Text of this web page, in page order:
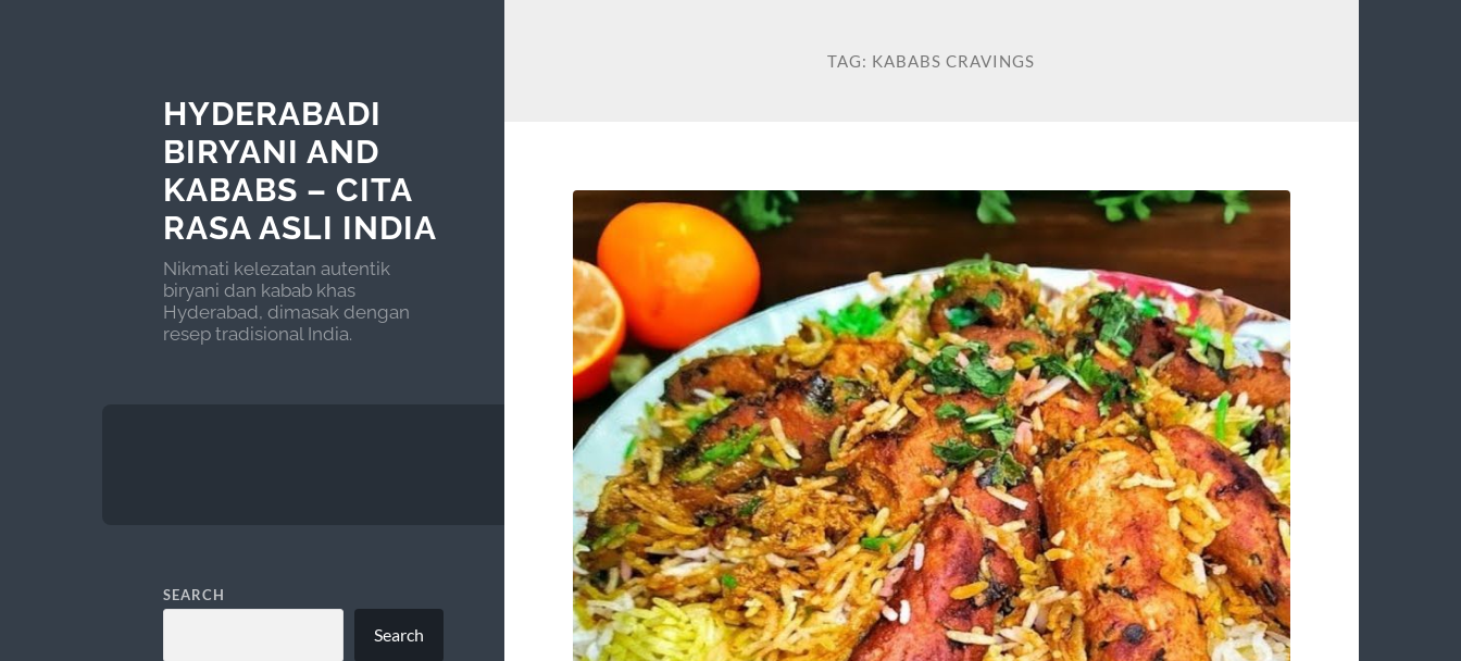
HYDERABADI
BIRYANI AND
KABABS – CITA
RASA ASLI INDIA
Nikmati kelezatan autentik
biryani dan kabab khas
Hyderabad, dimasak dengan
resep tradisional India.
SEARCH
Search
TAG: KABABS CRAVINGS